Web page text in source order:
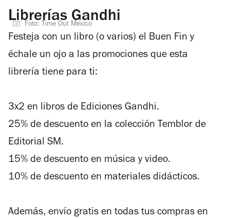
Librerías Gandhi
Foto: Time Out México
Festeja con un libro (o varios) el Buen Fin y
échale un ojo a las promociones que esta
librería tiene para ti:
3x2 en libros de Ediciones Gandhi.
25% de descuento en la colección Temblor de
Editorial SM.
15% de descuento en música y video.
10% de descuento en materiales didácticos.
Además, envío gratis en todas tus compras en